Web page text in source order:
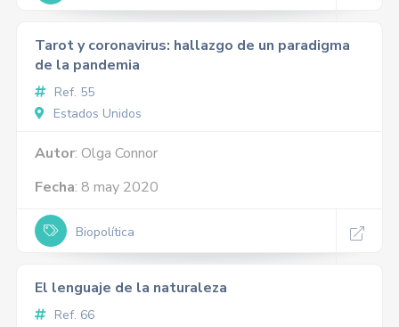
Tarot y coronavirus: hallazgo de un paradigma
de la pandemia
Ref. 55
Estados Unidos
Autor: Olga Connor
Fecha: 8 may 2020
Biopolítica
El lenguaje de la naturaleza
Ref. 66